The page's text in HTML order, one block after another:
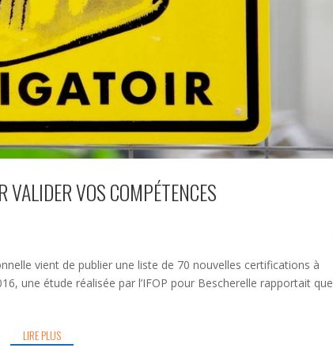
VALIDER VOS COMPÉTENCES
vient de publier une liste de 70 nouvelles certifications à
une étude réalisée par l’IFOP pour Bescherelle rapportait que
LIRE PLUS